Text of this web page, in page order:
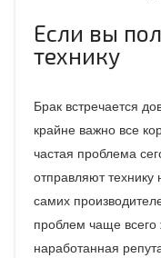
Если вы
технику
Брак встречается
крайне важно все
частая проблема
отправляют технику
самих
проблем чаще всего
наработанная